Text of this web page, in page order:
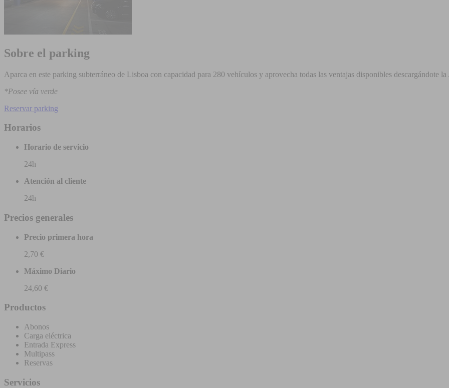
Sobre el parking
Aparca en este parking subterráneo de Lisboa con capacidad para 280 vehículos y aprovecha todas las ventajas disponibles descargándote
*Posee vía verde
Reservar parking
Horarios
Horario de servicio
24h
Atención al cliente
24h
Precios generales
Precio primera hora
2,70 €
Máximo Diario
24,60 €
Productos
Abonos
Carga eléctrica
Entrada Express
Multipass
Reservas
Servicios